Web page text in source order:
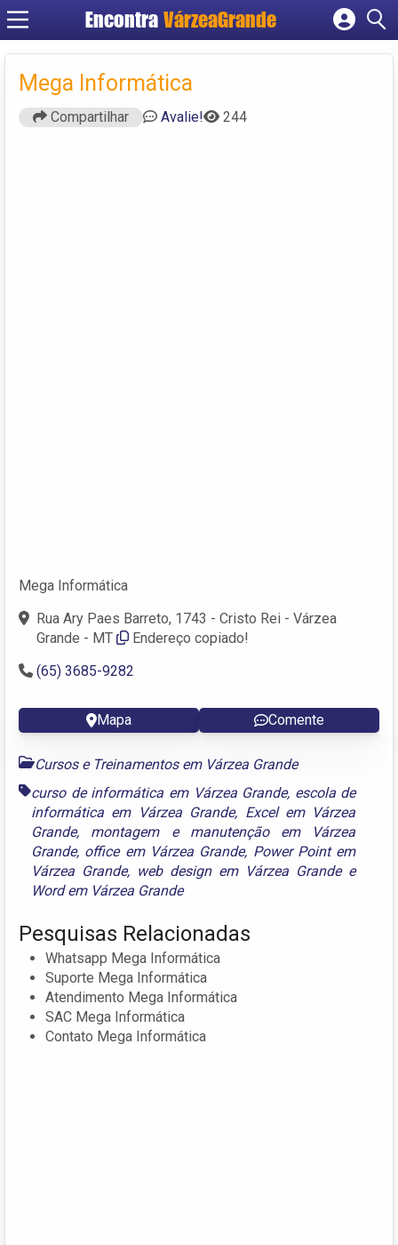
Encontra VárzeaGrande
Cadastrar empresa
Criar conta
Mega Informática
Compartilhar Avalie! 244
Mega Informática
Rua Ary Paes Barreto, 1743 - Cristo Rei - Várzea
Grande - MT
Endereço copiado!
(65) 3685-9282
Mapa Comente
Cursos e Treinamentos em Várzea Grande
curso de informática em Várzea Grande, escola de
informática em Várzea Grande, Excel em Várzea
Grande, montagem e manutenção em Várzea
Grande, office em Várzea Grande, Power Point em
Várzea Grande, web design em Várzea Grandee
Word em Várzea Grande
Pesquisas Relacionadas
Whatsapp Mega Informática
Suporte Mega Informática
Atendimento Mega Informática
SAC Mega Informática
Contato Mega Informática